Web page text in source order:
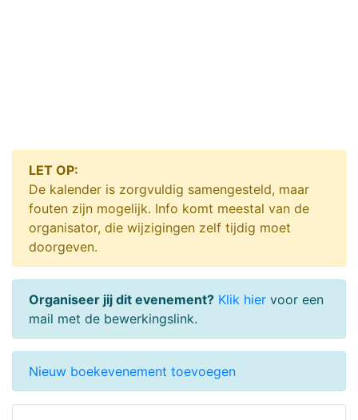
LET OP:
De kalender is zorgvuldig samengesteld, maar
fouten zijn mogelijk. Info komt meestal van de
organisator, die wijzigingen zelf tijdig moet
doorgeven.
Organiseer jij dit evenement? Klik hier voor een
mail met de bewerkingslink.
Nieuw boekevenement toevoegen